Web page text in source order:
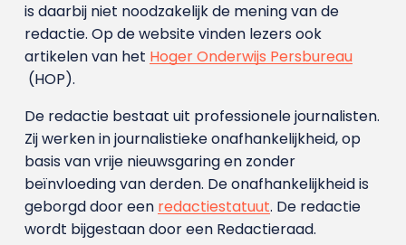
is daarbij niet noodzakelijk de mening van de
redactie. Op de website vinden lezers ook
artikelen van het Hoger Onderwijs Persbureau
(HOP).
De redactie bestaat uit professionele journalisten.
Zij werken in journalistieke onafhankelijkheid, op
basis van vrije nieuwsgaring en zonder
beïnvloeding van derden. De onafhankelijkheid is
geborgd door een redactiestatuut. De redactie
wordt bijgestaan door een Redactieraad.